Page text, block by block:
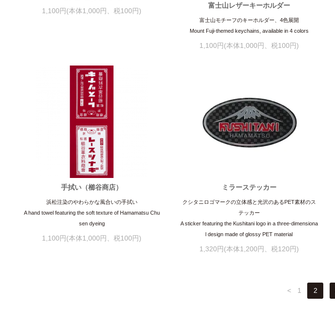
1,100円(本体1,000円、税100円)
富士山レザーキーホルダー
富士山モチーフのキーホルダー、4色展開
Mount Fuji-themed keychains, available in 4 colors
1,100円(本体1,000円、税100円)
手拭い（櫛谷商店）
浜松注染のやわらかな風合いの手拭い
A hand towel featuring the soft texture of Hamamatsu Chu
sen dyeing
1,100円(本体1,000円、税100円)
ミラーステッカー
クシタニロゴマークの立体感と光沢のあるPET素材のス
テッカー
A sticker featuring the Kushitani logo in a three-dimensiona
l design made of glossy PET material
1,320円(本体1,200円、税120円)
< 1 2